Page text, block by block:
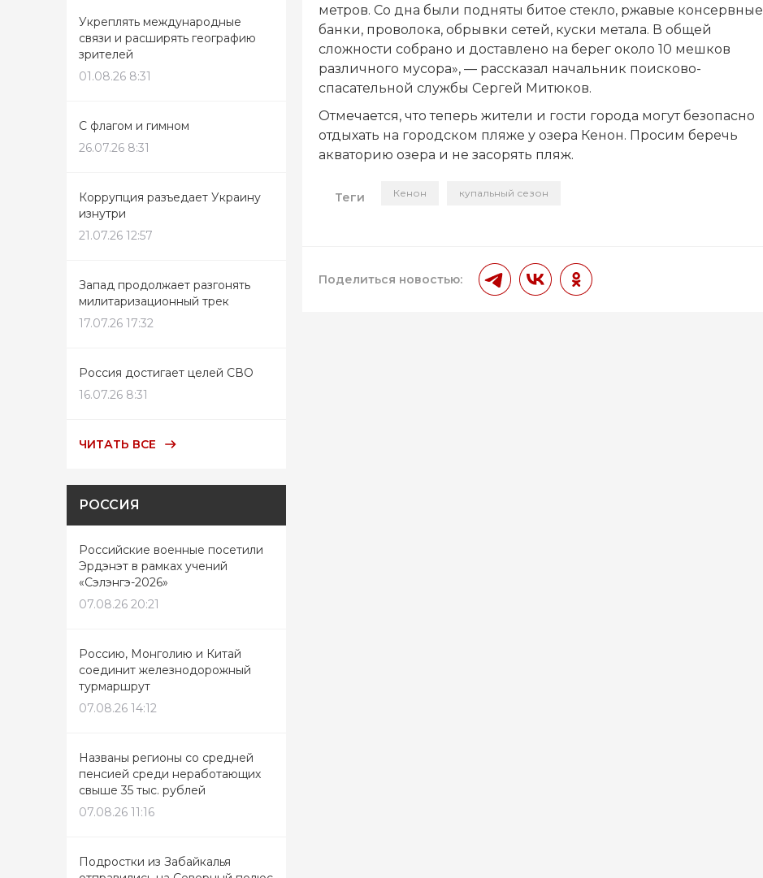
Укреплять международные
связи и расширять географию
зрителей
01.08.26 8:31
С флагом и гимном
26.07.26 8:31
Коррупция разъедает Украину
изнутри
21.07.26 12:57
Запад продолжает разгонять
милитаризационный трек
17.07.26 17:32
Россия достигает целей СВО
16.07.26 8:31
ЧИТАТЬ ВСЕ
РОССИЯ
Российские военные посетили
Эрдэнэт в рамках учений
«Сэлэнгэ-2026»
07.08.26 20:21
Россию, Монголию и Китай
соединит железнодорожный
турмаршрут
07.08.26 14:12
Названы регионы со средней
пенсией среди неработающих
свыше 35 тыс. рублей
07.08.26 11:16
Подростки из Забайкалья
метров. Со дна были подняты битое стекло, ржавые консервные
банки, проволока, обрывки сетей, куски метала. В общей
сложности собрано и доставлено на берег около 10 мешков
различного мусора», — рассказал начальник поисково-
спасательной службы Сергей Митюков.
Отмечается, что теперь жители и гости города могут безопасно
отдыхать на городском пляже у озера Кенон. Просим беречь
акваторию озера и не засорять пляж.
Теги Кенон купальный сезон
Поделиться новостью: